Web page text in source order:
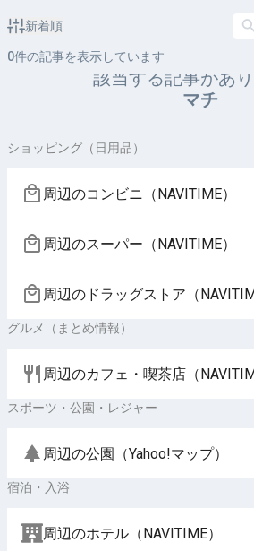
新着順
0件の記事を表示しています
該当する記事があ
マチ
ショッピング（日用品）
周辺のコンビニ（NAVITIME）
周辺のスーパー（NAVITIME）
周辺のドラッグストア（
グルメ（まとめ情報）
周辺のカフェ・喫茶店（
スポーツ・公園・レジャー
周辺の公園（Yahoo!マップ）
宿泊・入浴
周辺のホテル（NAVITIME）